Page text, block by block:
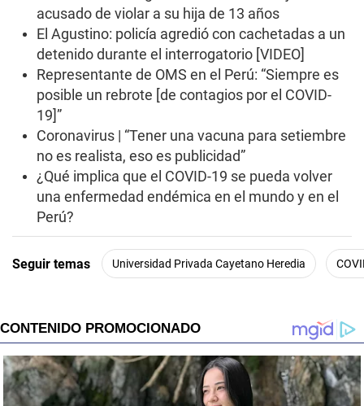
acusado de violar a su hija de 13 años
El Agustino: policía agredió con cachetadas a un
detenido durante el interrogatorio [VIDEO]
Representante de OMS en el Perú: “Siempre es
posible un rebrote [de contagios por el COVID-
19]”
Coronavirus | “Tener una vacuna para setiembre
no es realista, eso es publicidad”
¿Qué implica que el COVID-19 se pueda volver
una enfermedad endémica en el mundo y en el
Perú?
Seguir temas Universidad Privada Cayetano Heredia